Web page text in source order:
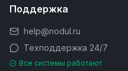
Поддержка
help@nodul.ru
Техподдержка 24/7
Все системы работают